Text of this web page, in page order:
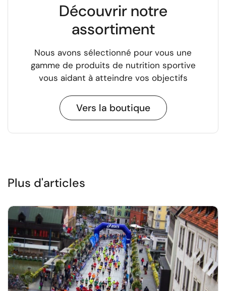
Découvrir notre
assortiment
Nous avons sélectionné pour vous une
gamme de produits de nutrition sportive
vous aidant à atteindre vos objectifs
Vers la boutique
Plus d'articles